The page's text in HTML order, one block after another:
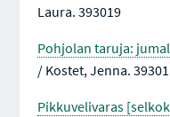
Laura. 393019
Pohjolan taruja:
/ Kostet, Jenna.
Pikkuvelivaras